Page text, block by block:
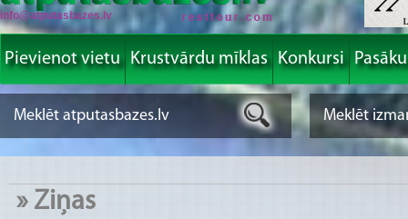
info@atputasbazes.lv
Pievienot vietu Krustvārdu mīklas Konkursi
» Ziņas